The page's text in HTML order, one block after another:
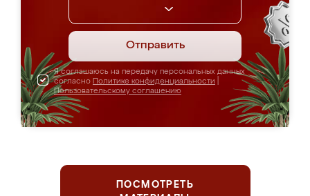
Отправить
Я соглашаюсь на передачу персональных данных
согласно Политике конфиденциальности
Пользовательскому соглашению
ПОСМОТРЕТЬ